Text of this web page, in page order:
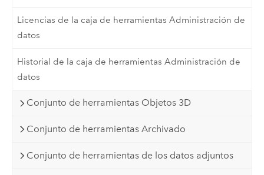
Licencias de la caja de herramientas Administración de
datos
Historial de la caja de herramientas Administración de
datos
Conjunto de herramientas Objetos 3D
Conjunto de herramientas Archivado
Conjunto de herramientas de los datos adjuntos